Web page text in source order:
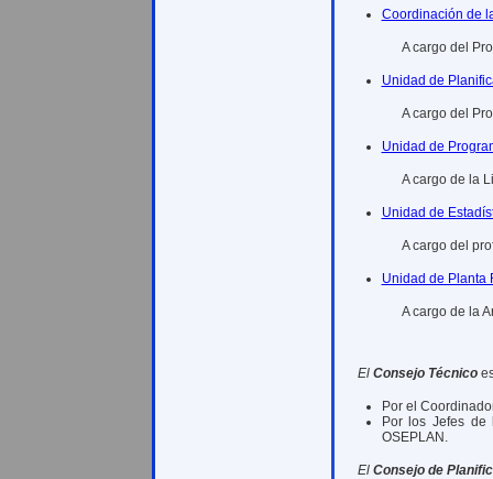
Coordinación de
A cargo del
Unidad de
A cargo del
Unidad de
A cargo de la
Unidad de
A cargo del
Unidad de Planta
A cargo de la
El Consejo Técnico
Por el
Por los Jefes de
OSEPLAN.
El Consejo de